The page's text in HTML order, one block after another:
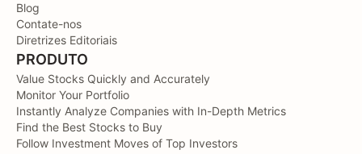
Blog
Contate-nos
Diretrizes Editoriais
PRODUTO
Value Stocks Quickly and Accurately
Monitor Your Portfolio
Instantly Analyze Companies with In-Depth Metrics
Find the Best Stocks to Buy
Follow Investment Moves of Top Investors